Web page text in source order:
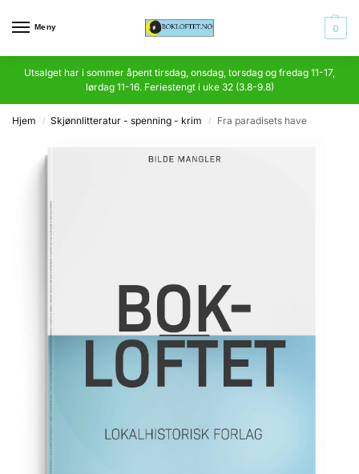
Meny 0
Utsalget har i sommer åpent tirsdag, onsdag, torsdag og fredag 11-17,
lørdag 11-16. Feriestengt i uke 32 (3.8-9.8)
Hjem / Skjønnlitteratur - spenning - krim / Fra paradisets have